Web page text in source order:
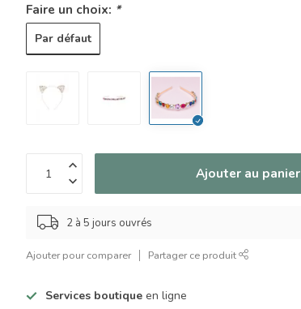
Faire un choix: *
Par défaut
Ajouter au panier
2 à 5 jours ouvrés
Ajouter pour comparer Partager ce produit
Services boutique en ligne